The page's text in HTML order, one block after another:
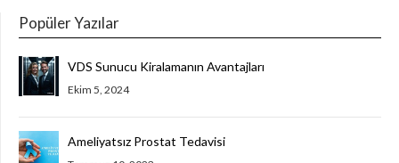
Popüler Yazılar
VDS Sunucu Kiralamanın Avantajları
Ekim 5, 2024
Ameliyatsız Prostat Tedavisi